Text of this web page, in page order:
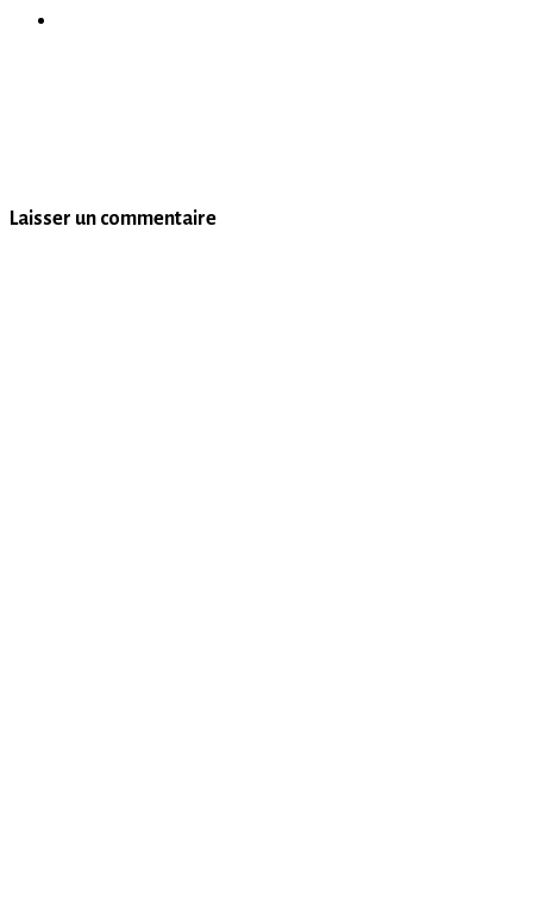
Laisser un commentaire